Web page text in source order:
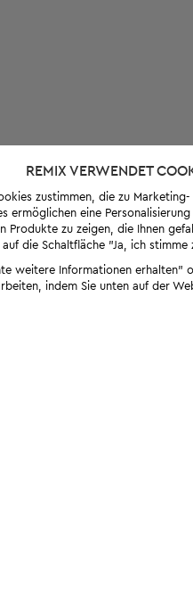
REMIX VERWENDET
zustimmen, die zu
eine
zu zeigen, die Ihnen
auf die Schaltfläche "Ja, ich stimme
weitere Informationen erhalten"
indem Sie unten auf der